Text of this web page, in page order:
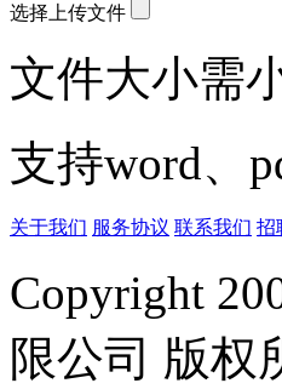
选择上传文件
文件大小需
支持word、
关于我们 服务协议 联系我们 招
Copyright
限公司 版权